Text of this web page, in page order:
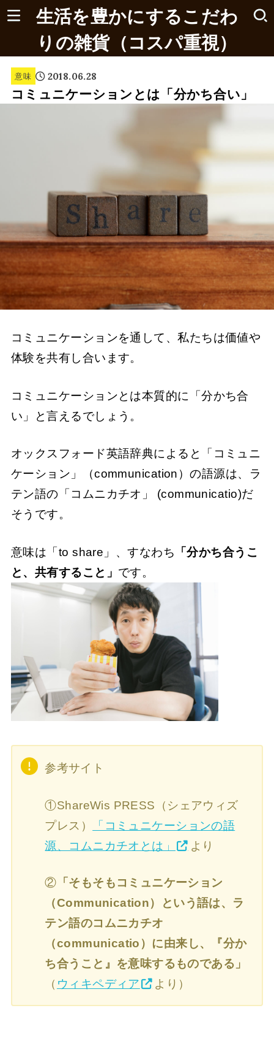
生活を豊かにするこだわ
りの雑貨（コスパ重視）
意味 2018.06.28
コミュニケーションとは「分かち合い」
コミュニケーションを通して、私たちは価値や
体験を共有し合います。
コミュニケーションとは本質的に「分かち合
い」と言えるでしょう。
オックスフォード英語辞典によると「コミュニ
ケーション」（communication）の語源は、ラ
テン語の「コムニカチオ」 (communicatio)だ
そうです。
意味は「to share」、すなわち 「分かち合うこ
と、共有すること」 です。
参考サイト
①ShareWis PRESS（シェアウィズ
プレス）
「コミュニケーションの語
源、コムニカチオとは」
より
② 「そもそもコミュニケーション
（Communication）という語は、ラ
テン語のコムニカチオ
（communicatio）に由来し、『分か
ち合うこと』を意味するものである」
（ ウィキペディア より）